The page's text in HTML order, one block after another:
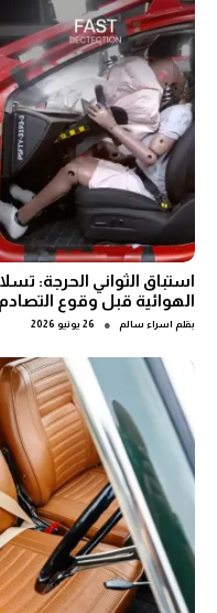
استباق الثواني الحرجة:
الهوائية قبل وقوع
بقلم اسراء سالم ● 26 يونيو 2026